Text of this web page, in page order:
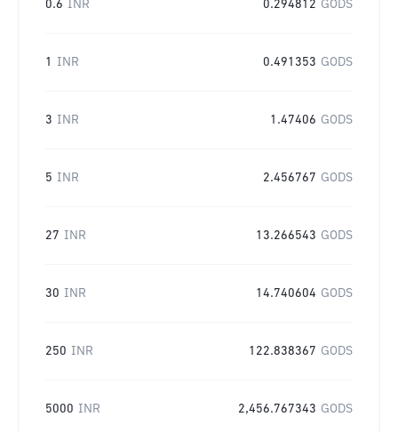
0.6 INR 0.294812 GODS
1 INR 0.491353 GODS
3 INR 1.47406 GODS
5 INR 2.456767 GODS
27 INR 13.266543 GODS
30 INR 14.740604 GODS
250 INR 122.838367 GODS
5000 INR 2,456.767343 GODS